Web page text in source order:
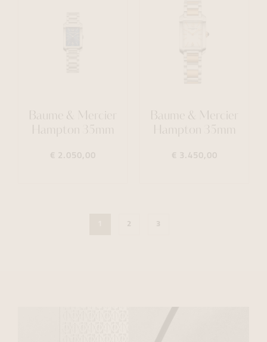
Baume & Mercier
Hampton 35mm
€ 2.050,00
Baume & Mercier
Hampton 35mm
€ 3.450,00
2 3